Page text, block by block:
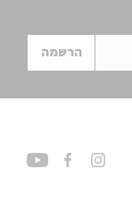
הרשמה